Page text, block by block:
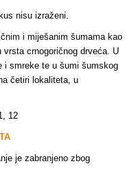
nisu izraženi.
i miješanim šumama kao
crnogoričnog drveća. U
i smreke te u šumi šumskog
četiri lokaliteta, u
12
je zabranjeno zbog